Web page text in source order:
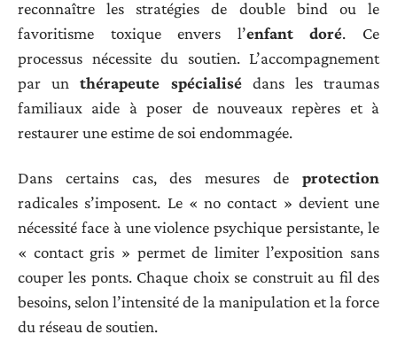
reconnaître les stratégies de double bind ou le
favoritisme toxique envers l’enfant doré. Ce
processus nécessite du soutien. L’accompagnement
par unthérapeute spécialisédans les traumas
familiaux aide à poser de nouveaux repères et à
restaurer une estime de soi endommagée.
Dans certains cas, des mesures de protection
radicales s’imposent. Le « no contact » devient une
nécessité face à une violence psychique persistante, le
« contact gris » permet de limiter l’exposition sans
couper les ponts. Chaque choix se construit au fil des
besoins, selon l’intensité de la manipulation et la force
du réseau de soutien.